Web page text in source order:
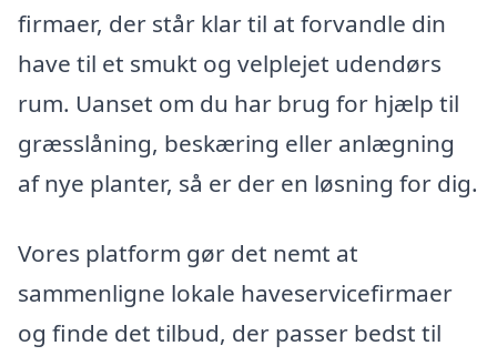
firmaer, der står klar til at forvandle din
have til et smukt og velplejet udendørs
rum. Uanset om du har brug for hjælp til
græsslåning, beskæring eller anlægning
af nye planter, så er der en løsning for dig.
Vores platform gør det nemt at
sammenligne lokale haveservicefirmaer
og finde det tilbud, der passer bedst til